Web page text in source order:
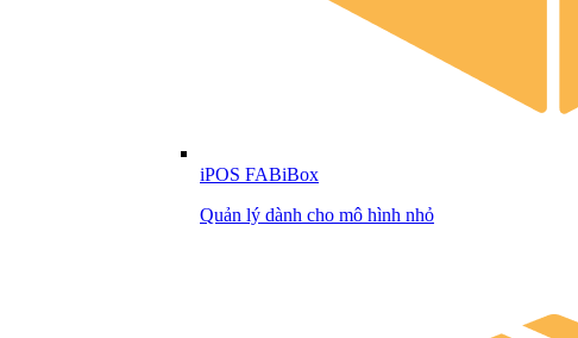
iPOS FABiBox
Quản lý dành cho mô hình nhỏ